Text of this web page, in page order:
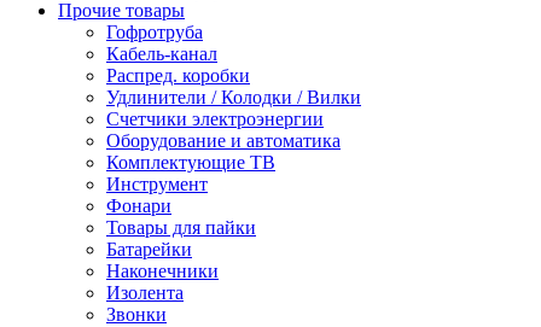
Прочие товары
Гофротруба
Кабель-канал
Распред. коробки
Удлинители / Колодки / Вилки
Счетчики электроэнергии
Оборудование и автоматика
Комплектующие ТВ
Инструмент
Фонари
Товары для пайки
Батарейки
Наконечники
Изолента
Звонки